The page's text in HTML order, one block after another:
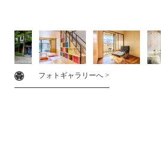
フォトギャラリーへ >